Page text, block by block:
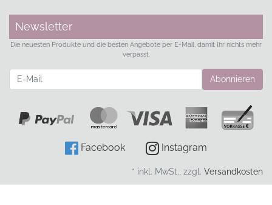
Newsletter
Die neuesten Produkte und die besten Angebote per E-Mail, damit Ihr nichts mehr
verpasst.
Abonnieren
Facebook Instagram
* inkl. MwSt., zzgl. Versandkosten